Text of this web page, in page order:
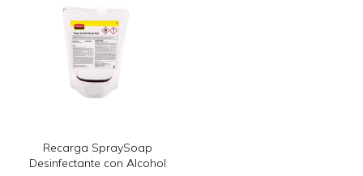
Recarga SpraySoap
Desinfectante con Alcohol